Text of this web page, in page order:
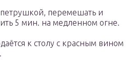
петрушкой, перемешать и
5 мин. на медленном огне.
к столу с красным вином